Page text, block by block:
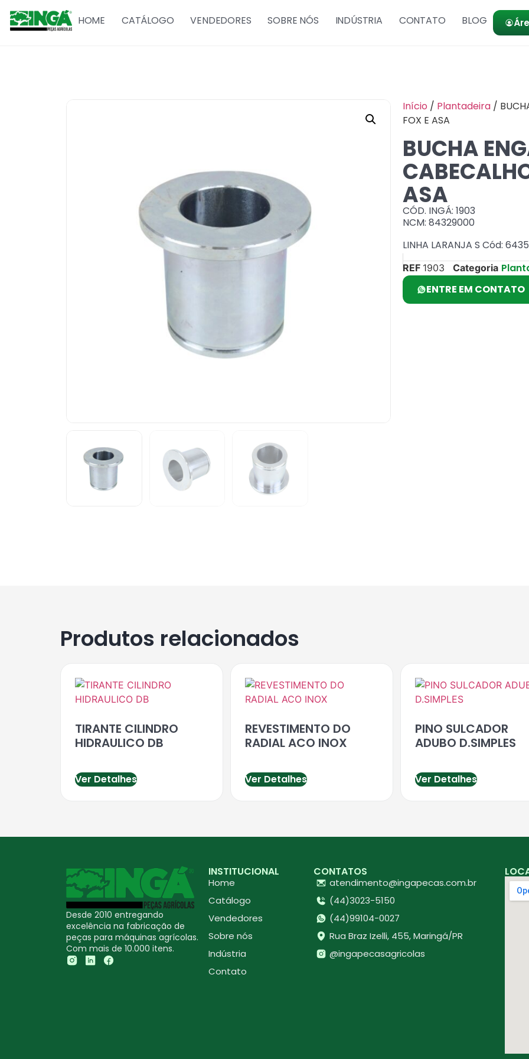
HOME CATÁLOGO VENDEDORES SOBRE NÓS INDÚSTRIA CONTATO BLOG
Início / Plantadeira /
FOX E ASA
BUCHA
ASA
CÓD. INGÁ: 1903
NCM: 84329000
LINHA LARANJA S Cód:
REF 1903 Categoria
ENTRE EM CONTATO
Produtos relacionados
TIRANTE CILINDRO
HIDRAULICO DB
Ver Detalhes
REVESTIMENTO DO
RADIAL ACO INOX
Ver Detalhes
PINO SULCADOR
ADUBO D.SIMPLES
Ver Detalhes
Desde 2010 entregando
excelência na fabricação de
peças para máquinas agrícolas.
Com mais de 10.000 itens.
INSTITUCIONAL
Home
Catálogo
Vendedores
Sobre nós
Indústria
Contato
CONTATOS
atendimento@ingapecas.com.br
(44)3023-5150
(44)99104-0027
Rua Braz Izelli, 455, Maringá/PR
@ingapecasagricolas